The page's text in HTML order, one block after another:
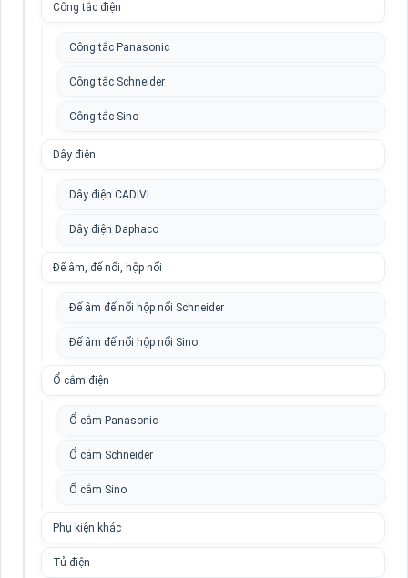
Công tắc điện
Công tắc Panasonic
Công tắc Schneider
Công tắc Sino
Dây điện
Dây điện CADIVI
Dây điện Daphaco
Đế âm, đế nổi, hộp nổi
Đế âm đế nổi hộp nổi Schneider
Đế âm đế nổi hộp nổi Sino
Ổ cắm điện
Ổ cắm Panasonic
Ổ cắm Schneider
Ổ cắm Sino
Phụ kiện khác
Tủ điện